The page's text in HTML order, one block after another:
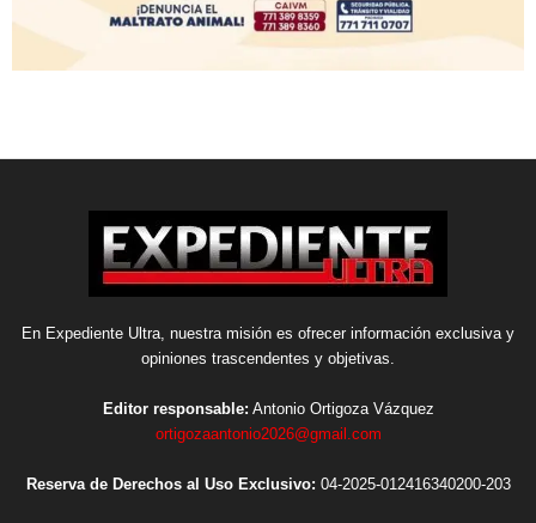
En Expediente Ultra, nuestra misión es ofrecer información exclusiva y
opiniones trascendentes y objetivas.
Editor responsable: Antonio Ortigoza Vázquez
ortigozaantonio2026@gmail.com
Reserva de Derechos al Uso Exclusivo: 04-2025-012416340200-203